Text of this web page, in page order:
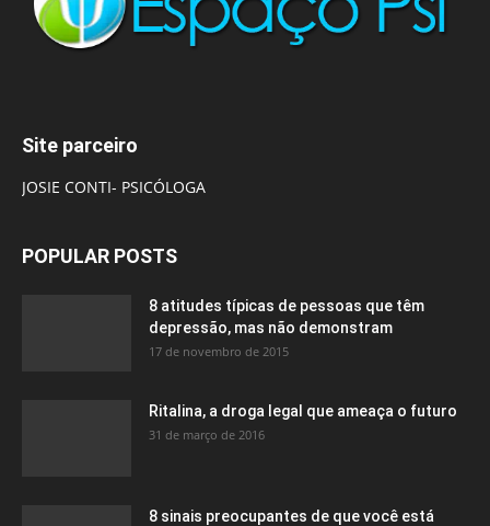
Site parceiro
JOSIE CONTI- PSICÓLOGA
POPULAR POSTS
8 atitudes típicas de pessoas que têm
depressão, mas não demonstram
17 de novembro de 2015
Ritalina, a droga legal que ameaça o futuro
31 de março de 2016
8 sinais preocupantes de que você está